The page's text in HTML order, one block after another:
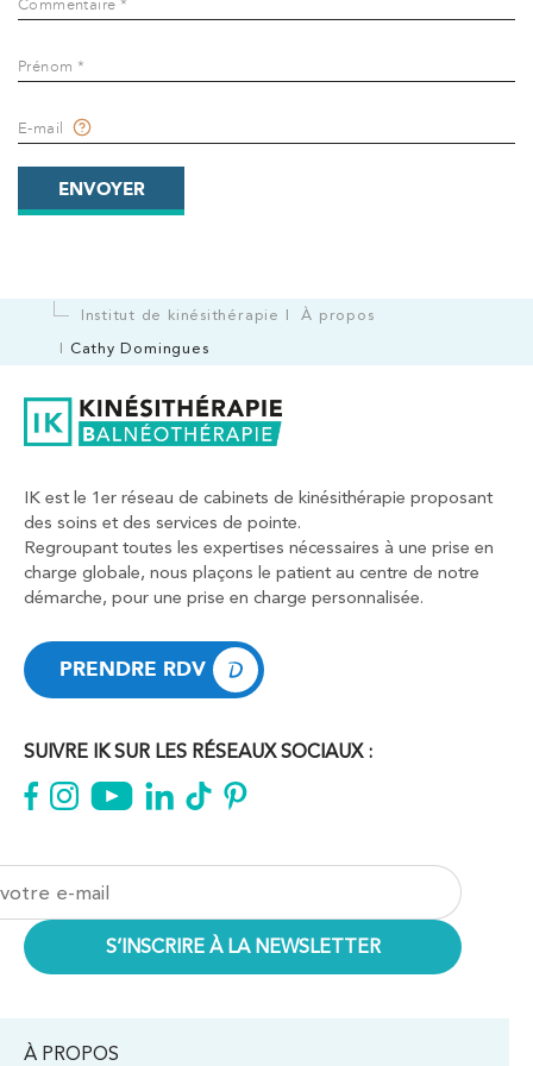
Commentaire *
Prénom *
E-mail
ENVOYER
Institut de kinésithérapie
À propos
Cathy Domingues
IK est le 1er réseau de cabinets de kinésithérapie proposant
des soins et des services de pointe.
Regroupant toutes les expertises nécessaires à une prise en
charge globale, nous plaçons le patient au centre de notre
démarche, pour une prise en charge personnalisée.
PRENDRE RDV
SUIVRE IK SUR LES RÉSEAUX SOCIAUX :
À PROPOS
IK Paris 17 – Villiers
PRENDRE RDV
PRENDRE RDV
IK Paris 8 – Saint Lazare
20 Rue de la Pépinière 75008 Paris
01 55 06 05 07
PRENDRE RDV
PRENDRE RDV
IK Vanves – 92
5 Rue Monge 92170 Vanves
PRENDRE RDV
Kinésithérapie Balnéothérapie
IK Paris 7 Saint Germain